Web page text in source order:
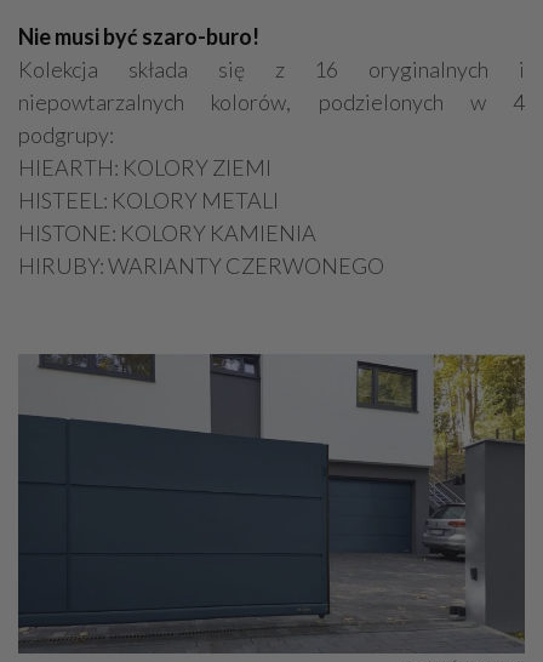
Nie musi być szaro-buro!
Kolekcja składa się z 16 oryginalnych i
niepowtarzalnych kolorów, podzielonych w 4
podgrupy:
HIEARTH: KOLORY ZIEMI
HISTEEL: KOLORY METALI
HISTONE: KOLORY KAMIENIA
HIRUBY: WARIANTY CZERWONEGO